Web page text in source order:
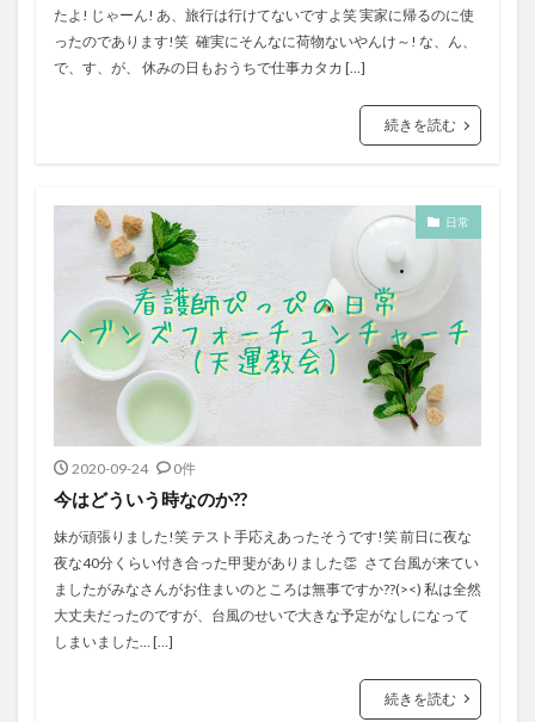
たよ! じゃーん! あ、旅行は行けてないですよ笑 実家に帰るのに使
ったのであります!笑 確実にそんなに荷物ないやんけ～! な、ん、
で、す、が、 休みの日もおうちで仕事カタカ […]
続きを読む
日常
2020-09-24 0件
今はどういう時なのか??
妹が頑張りました!笑 テスト手応えあったそうです!笑 前日に夜な
夜な40分くらい付き合った甲斐がありました👏 さて台風が来てい
ましたがみなさんがお住まいのところは無事ですか??(><) 私は全然
大丈夫だったのですが、台風のせいで大きな予定がなしになって
しまいました… […]
続きを読む